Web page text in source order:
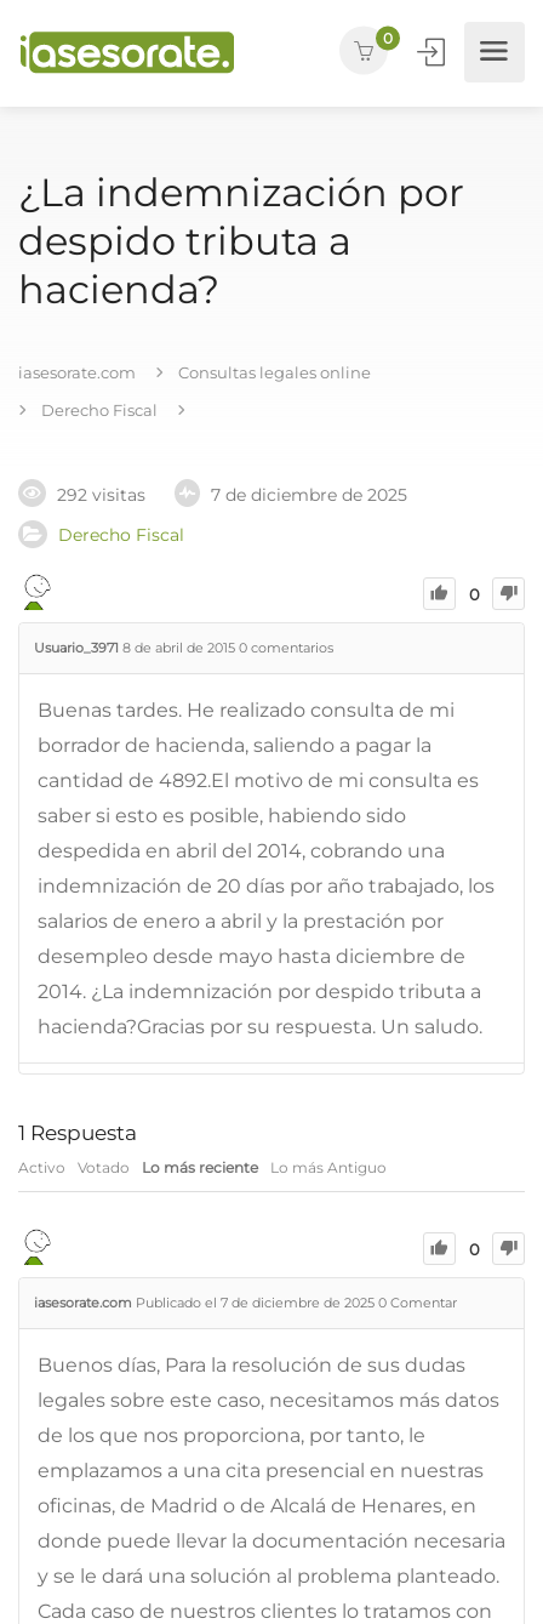
0
¿La indemnización por
despido tributa a
hacienda?
iasesorate.com
Consultas legales online
Derecho Fiscal
292 visitas
7 de diciembre de 2025
Derecho Fiscal
0
Usuario_3971 8 de abril de 2015 0 comentarios
Buenas tardes. He realizado consulta de mi
borrador de hacienda, saliendo a pagar la
cantidad de 4892.El motivo de mi consulta es
saber si esto es posible, habiendo sido
despedida en abril del 2014, cobrando una
indemnización de 20 días por año trabajado, los
salarios de enero a abril y la prestación por
desempleo desde mayo hasta diciembre de
2014. ¿La indemnización por despido tributa a
hacienda?Gracias por su respuesta. Un saludo.
1 Respuesta
Activo Votado Lo más reciente Lo más Antiguo
0
iasesorate.com Publicado el 7 de diciembre de 2025 0 Comentar
Buenos días, Para la resolución de sus dudas
legales sobre este caso, necesitamos más datos
de los que nos proporciona, por tanto, le
emplazamos a una cita presencial en nuestras
oficinas, de Madrid o de Alcalá de Henares, en
donde puede llevar la documentación necesaria
y se le dará una solución al problema planteado.
Cada caso de nuestros clientes lo tratamos con